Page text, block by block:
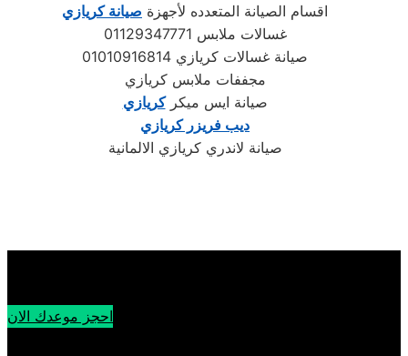
اقسام الصيانة المتعدده لأجهزة صيانة كريازي
غسالات ملابس 01129347771
صيانة غسالات كريازي 01010916814
مجففات ملابس كريازي
صيانة ايس ميكركريازي
ديب فريزر كريازي
صيانة لاندري كريازي الالمانية
احجز موعدك الان